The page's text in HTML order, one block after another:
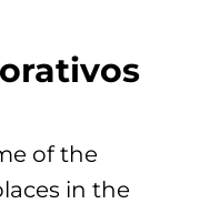
of the
in the